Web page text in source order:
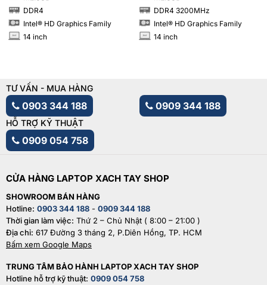
DDR4
Intel® HD Graphics Family
INCH 14 inch
DDR4 3200MHz
Intel® HD Graphics Family
INCH 14 inch
TƯ VẤN - MUA HÀNG
0903 344 188 0909 344 188
HỖ TRỢ KỸ THUẬT
0909 054 758
CỬA HÀNG LAPTOP XACH TAY SHOP
SHOWROOM BÁN HÀNG
Hotline: 0903 344 188 - 0909 344 188
Thời gian làm việc: Thứ 2 – Chủ Nhật ( 8:00 – 21:00 )
Địa chỉ: 617 Đường 3 tháng 2, P.Diên Hồng, TP. HCM
Bấm xem Google Maps
TRUNG TÂM BẢO HÀNH LAPTOP XACH TAY SHOP
Hotline hỗ trợ kỹ thuật: 0909 054 758